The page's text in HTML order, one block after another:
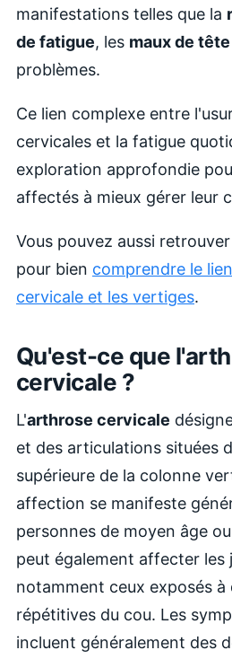
manifestations telles que la
de fatigue, les maux de tête
problèmes.
Ce lien complexe entre
cervicales et la fatigue
exploration approfondie
affectés à mieux gérer leur
Vous pouvez aussi
pour bien comprendre le
cervicale et les vertiges.
Qu'est-ce que
cervicale ?
L'arthrose cervicale
et des articulations situées
supérieure de la colonne
affection se manifeste
personnes de moyen âge
peut également affecter les
notamment ceux exposés à
répétitives du cou. Les
incluent généralement des